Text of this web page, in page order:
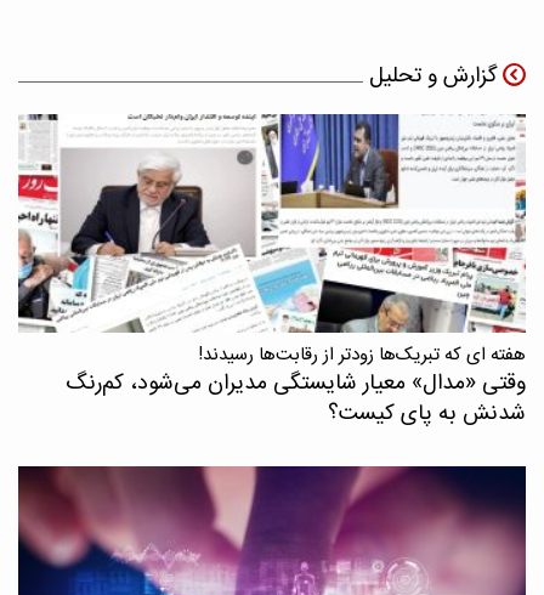
گزارش و تحلیل
هفته ای که تبریک‌ها زودتر از رقابت‌ها رسیدند!
وقتی «مدال‌» معیار شایستگی مدیران می‌شود، کم‌رنگ
شدنش به پای کیست؟